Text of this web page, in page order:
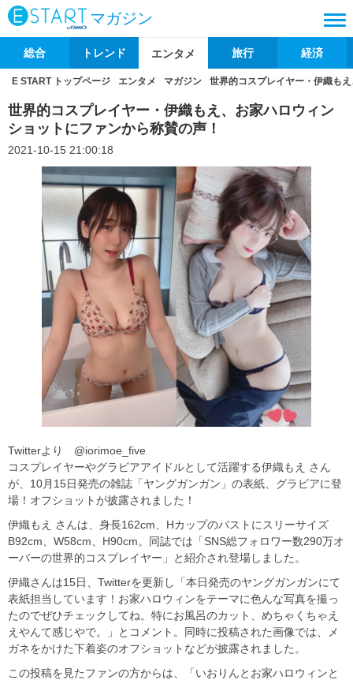
マガジン
総合 トレンド エンタメ 旅行 経済
E START トップページ エンタメ マガジン 世界的コスプレイヤー・伊織も
世界的コスプレイヤー・伊織もえ、お家ハロウィン
ショットにファンから称賛の声！
2021-10-15 21:00:18
Twitterより @iorimoe_five
コスプレイヤーやグラビアアイドルとして活躍する伊織もえ さん
が、10月15日発売の雑誌「ヤングガンガン」の表紙、グラビアに登
場！オフショットが披露されました！
伊織もえ さんは、身長162cm、Hカップのバストにスリーサイズ
B92cm、W58cm、H90cm。同誌では「SNS総フォロワー数290万オ
ーバーの世界的コスプレイヤー」と紹介され登場しました。
伊織さんは15日、Twitterを更新し「本日発売のヤングガンガンにて
表紙担当しています！お家ハロウィンをテーマに色んな写真を撮っ
たのでぜひチェックしてね。特にお風呂のカット、めちゃくちゃえ
えやんて感じやで。」とコメント。同時に投稿された画像では、メ
ガネをかけた下着姿のオフショットなどが披露されました。
この投稿を見たファンの方からは、「いおりんとお家ハロウィンと